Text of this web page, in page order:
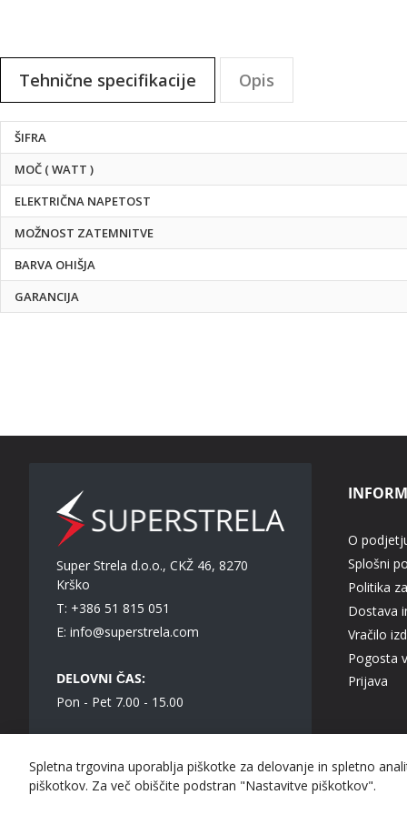
Tehnične specifikacije
Tehnične
specifikacije
ŠIFRA
MOČ ( WATT )
ELEKTRIČNA NAPETOST
MOŽNOST ZATEMNITVE
BARVA OHIŠJA
GARANCIJA
Opis
Super Strela d.o.o., CKŽ 46, 8270
Krško
T: +386 51 815 051
E: info@superstrela.com
DELOVNI ČAS:
Pon - Pet 7.00 - 15.00
O
Splošni
Politika
Dostava
Vračilo
Pogosta
Prijava
Super Strela d.o.o. © 2023 Vse pravice pridržane.
Spletna trgovina uporablja piškotke za delovanje in spletno
piškotkov. Za več obiščite podstran "Nastavitve piškotkov".